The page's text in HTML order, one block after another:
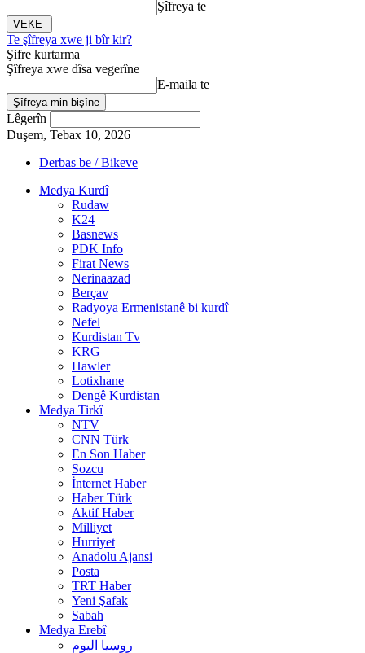
Şîfreya te
Te şîfreya xwe ji bîr kir?
Şifre kurtarma
Şîfreya xwe dîsa vegerîne
E-maila te
Lêgerîn
Duşem, Tebax 10, 2026
Derbas be / Bikeve
Medya Kurdî
Rudaw
K24
Basnews
PDK Info
Firat News
Nerinaazad
Berçav
Radyoya Ermenistanê bi kurdî
Nefel
Kurdistan Tv
KRG
Hawler
Lotixhane
Dengê Kurdistan
Medya Tirkî
NTV
CNN Türk
En Son Haber
Sozcu
İnternet Haber
Haber Türk
Aktif Haber
Milliyet
Hurriyet
Anadolu Ajansi
Posta
TRT Haber
Yeni Şafak
Sabah
Medya Erebî
روسیا الیوم